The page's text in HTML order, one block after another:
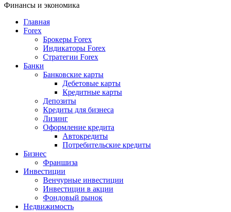
Финансы и экономика
Главная
Forex
Брокеры Forex
Индикаторы Forex
Стратегии Forex
Банки
Банковские карты
Дебетовые карты
Кредитные карты
Депозиты
Кредиты для бизнеса
Лизинг
Оформление кредита
Автокредиты
Потребительские кредиты
Бизнес
Франшиза
Инвестиции
Венчурные инвестиции
Инвестиции в акции
Фондовый рынок
Недвижимость